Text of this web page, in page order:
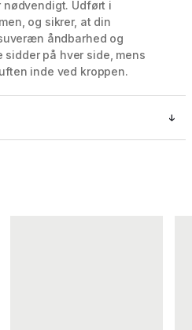
nødvendigt. Udført i
og sikrer, at din
åndbarhed og
sidder på hver side, mens
inde ved kroppen.